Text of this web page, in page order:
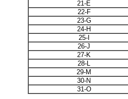
21-E
22-F
23-G
24-H
25-I
26-J
27-K
28-L
29-M
30-N
31-O